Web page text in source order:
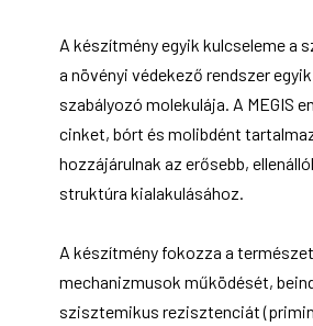
A készítmény egyik kulcseleme a
a növényi védekező rendszer
szabályozó molekulája. A MEGIS
cinket, bórt és molibdént
hozzájárulnak az erősebb,
struktúra kialakulásához.
A készítmény fokozza a
mechanizmusok működését,
szisztemikus rezisztenciát